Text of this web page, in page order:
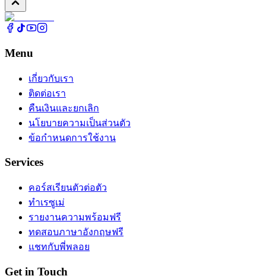
Menu
เกี่ยวกับเรา
ติดต่อเรา
คืนเงินและยกเลิก
นโยบายความเป็นส่วนตัว
ข้อกำหนดการใช้งาน
Services
คอร์สเรียนตัวต่อตัว
ทำเรซูเม่
รายงานความพร้อมฟรี
ทดสอบภาษาอังกฤษฟรี
แชทกับพี่พลอย
Get in Touch